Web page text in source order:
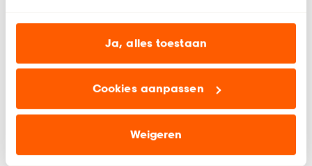
Analytische cookies (optioneel) helpen ons de
website te verbeteren voor jou en al onze andere
Marketing cookies (optioneel) laten jou
relevante informatie en aanbiedingen zien op
advertenties en communicatie.
Ja, alles toestaan
Cookies aanpassen
Weigeren
135.
-
Geef een seintje
166.30 133.
Bezorgen 3 weken
Wil jij een neutrale basis in jouw huis wat betreft